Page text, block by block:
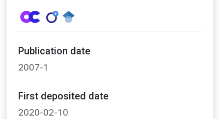
Publication date
2007-1
First deposited date
2020-02-10